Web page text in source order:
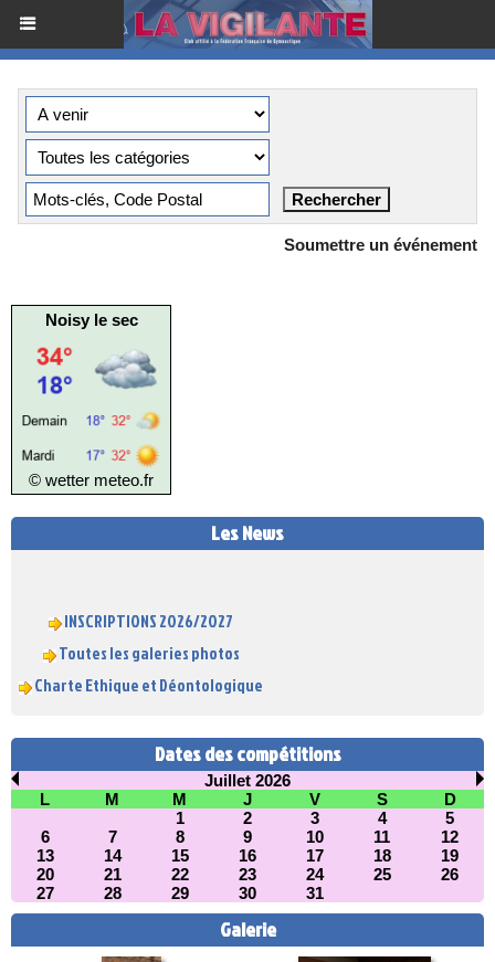
Soumettre un événement
Noisy le sec
© wetter meteo.fr
Les News
INSCRIPTIONS 2026/2027
Toutes les galeries photos
Charte Ethique et Déontologique
Dates des compétitions
Juillet 2026
L
M M J V S
D
1
2 3 4
5
6
7 8 9 10 11
12
13
14 15 16 17 18
19
20
21 22 23 24 25
26
27
28 29 30 31
Galerie